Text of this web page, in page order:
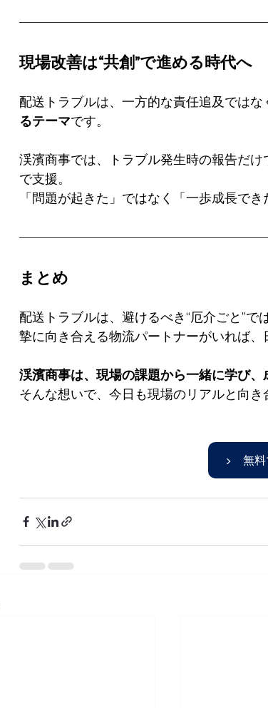
現場改善は“共創”で進める時代へ
配送トラブルは、一方的な責任追及ではな
るテーマです。
渓濱商事では、トラブル発生時の報告だ
で支援。
「問題が起きた」ではなく「一歩成長で
まとめ
配送トラブルは、避けるべき“厄介ごと”
摯に向き合える物流パートナーがいれば、
渓濱商事は、現場の課題から一緒に学び、
そんな想いで、今日も現場のリアルと向き
▶ 無料